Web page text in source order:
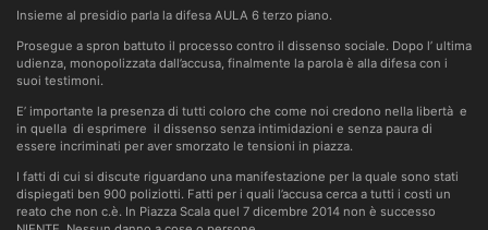
Insieme al presidio parla la difesa AULA 6 terzo piano.
Prosegue a spron battuto il processo contro il dissenso sociale. Dopo l’ ultima
udienza, monopolizzata dall’accusa, finalmente la parola è alla difesa con i
suoi testimoni.
E’ importante la presenza di tutti coloro che come noi credono nella libertà e
in quella di esprimere il dissenso senza intimidazioni e senza paura di
essere incriminati per aver smorzato le tensioni in piazza.
I fatti di cui si discute riguardano una manifestazione per la quale sono stati
dispiegati ben 900 poliziotti. Fatti per i quali l’accusa cerca a tutti i costi un
reato che non c.è. In Piazza Scala quel 7 dicembre 2014 non è successo